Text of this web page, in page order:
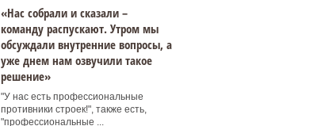
«Нас собрали и сказали –
команду распускают. Утром мы
обсуждали внутренние вопросы, а
уже днем нам озвучили такое
решение»
"У нас есть профессиональные
противники строек!", также есть,
"профессиональные ...